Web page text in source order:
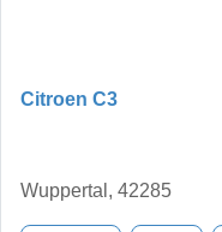
Citroen C3
Wuppertal, 42285